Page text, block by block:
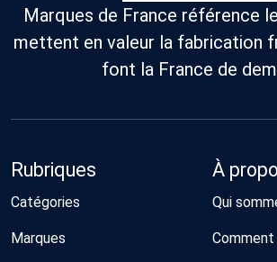
Marques de France référence
mettent en valeur la fabrication
font la France de
Rubriques
Catégories
Marques
À
Qui
Comment